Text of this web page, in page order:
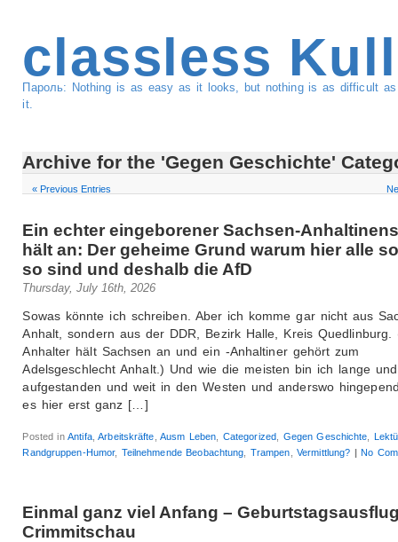
classless
Пароль: Nothing is as easy as it looks, but nothing is as difficult
it.
Archive for the 'Gegen Geschichte'
« Previous Entries
Ein echter eingeborener Sachsen-
hält an: Der geheime Grund warum hier alle
so sind und deshalb die AfD
Thursday, July 16th, 2026
Sowas könnte ich schreiben. Aber ich komme gar nicht aus
Anhalt, sondern aus der DDR, Bezirk Halle, Kreis Quedlinburg.
Anhalter hält Sachsen an und ein -Anhaltiner gehört zum
Adelsgeschlecht Anhalt.) Und wie die meisten bin ich lange
aufgestanden und weit in den Westen und anderswo
es hier erst ganz […]
Posted inAntifa,Arbeitskräfte ,Ausm Leben Categorized, Gegen Geschichte
Randgruppen-Humor, Teilnehmende Beobachtung Trampen ,Vermittlung? | No
Einmal ganz viel Anfang –
Crimmitschau